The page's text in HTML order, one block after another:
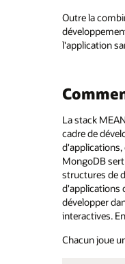
Outre la
l'application
La stack
cadre de
d'applications,
MongoDB
structures de
d'applications
développer
interactives.
Chacun joue